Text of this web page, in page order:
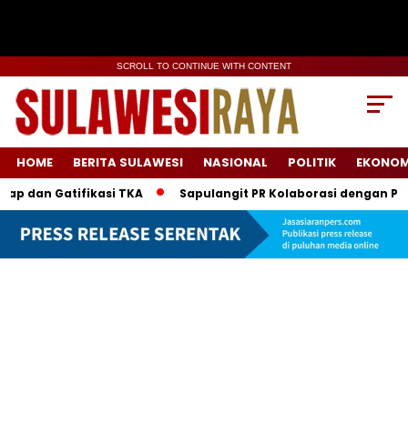
SCROLL TO CONTINUE WITH CONTENT
HOME BERITA SULAWESI NASIONAL POLITIK
TKA Sapulangit PR Kolaborasi dengan